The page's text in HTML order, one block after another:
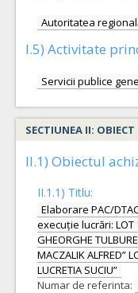
Autoritatea
I.5) Activitate
Servicii publice
SECTIUNEA II: OBIECT
II.1) Obiectul
II.1.1) Titlu:
Elaborare PAC/
execuție lucrări: LOT
GHEORGHE
MACZALIK ALFRED”
LUCRETIA SUCIU”
Numar de referinta: